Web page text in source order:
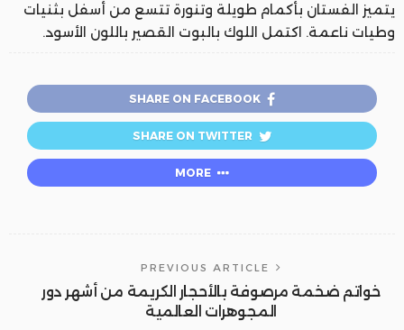
يتميز الفستان بأكمام طويلة وتنورة تتسع من أسفل بثنيات
وطيات ناعمة. اكتمل اللوك بالبوت القصير باللون الأسود.
SHARE ON FACEBOOK
SHARE ON TWITTER
MORE
PREVIOUS ARTICLE
خواتم ضخمة مرصوفة بالأحجار الكريمة من أشهر دور
المجوهرات العالمية